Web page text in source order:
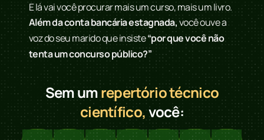
E lá vai você procurar mais um curso, mais um livro.
Além da conta bancária estagnada,você ouve a
voz do seu marido que insiste“por que você não
tenta um concurso público?”
Sem umrepertório técnico
científico,você: